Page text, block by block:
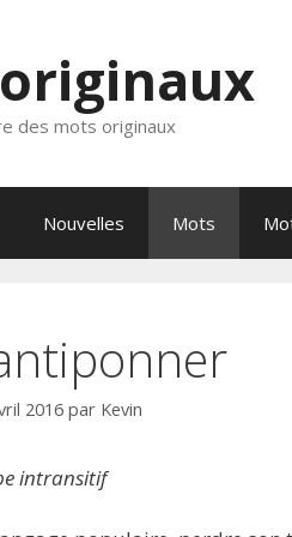
des mots originaux
Nouvelles Mots
2016 par Kevin
intransitif